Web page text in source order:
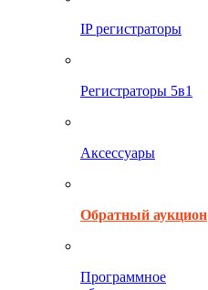
IP регистраторы
Регистраторы 5в1
Аксессуары
Обратный аукцион
Программное